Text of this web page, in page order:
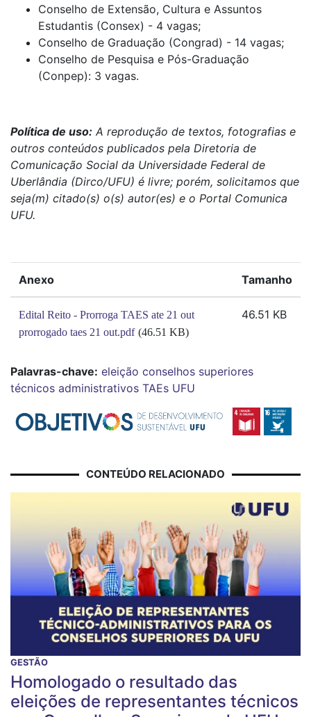
Conselho de Extensão, Cultura e Assuntos
Estudantis (Consex) - 4 vagas;
Conselho de Graduação (Congrad) - 14 vagas;
Conselho de Pesquisa e Pós-Graduação
(Conpep): 3 vagas.
Política de uso: A reprodução de textos, fotografias e
outros conteúdos publicados pela Diretoria de
Comunicação Social da Universidade Federal de
Uberlândia (Dirco/UFU) é livre; porém, solicitamos que
seja(m) citado(s) o(s) autor(es) e o Portal Comunica
UFU.
Anexo Tamanho
Edital Reito - Prorroga TAES ate 21 out
prorrogado taes 21 out.pdf (46.51 KB)
46.51 KB
Palavras-chave: eleição conselhos superiores
técnicos administrativos TAEs UFU
CONTEÚDO RELACIONADO
GESTÃO
Homologado o resultado das
eleições de representantes técnicos